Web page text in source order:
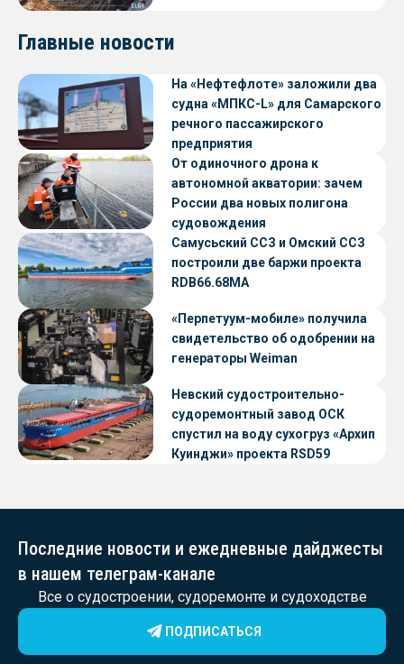
Главные новости
На «Нефтефлоте» заложили два
судна «МПКС-L» для Самарского
речного пассажирского
предприятия
От одиночного дрона к
автономной акватории: зачем
России два новых полигона
судовождения
Самусьский ССЗ и Омский ССЗ
построили две баржи проекта
RDB66.68МА
«Перпетуум-мобиле» получила
свидетельство об одобрении на
генераторы Weiman
Невский судостроительно-
судоремонтный завод ОСК
спустил на воду сухогруз «Архип
Куинджи» проекта RSD59
Последние новости и ежедневные дайджесты
в нашем телеграм-канале
Все о судостроении, судоремонте и судоходстве
ПОДПИСАТЬСЯ